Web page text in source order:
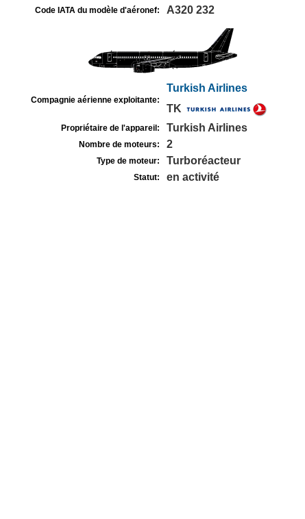
Code IATA du modèle d'aéronef: A320 232
Compagnie aérienne exploitante:
Turkish Airlines
TK
Propriétaire de l'appareil: Turkish Airlines
Nombre de moteurs: 2
Type de moteur: Turboréacteur
Statut: en activité